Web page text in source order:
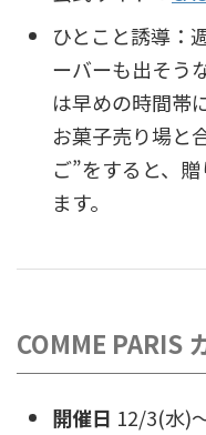
ひとこと誘導：
ーバーも出そう
は早めの時間帯
お菓子売り場と
ご”をすると、
ます。
COMME PARIS
開催日 12/3(水)